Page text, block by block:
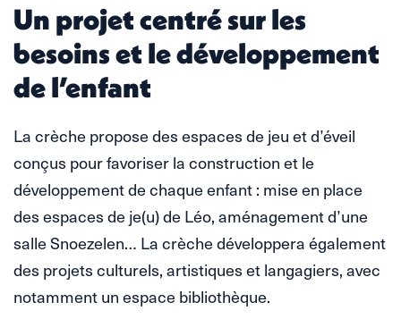
Un projet centré sur les
besoins et le développement
de l’enfant
La crèche propose des espaces de jeu et d’éveil
conçus pour favoriser la construction et le
développement de chaque enfant : mise en place
des espaces de je(u) de Léo, aménagement d’une
salle Snoezelen… La crèche développera également
des projets culturels, artistiques et langagiers, avec
notamment un espace bibliothèque.